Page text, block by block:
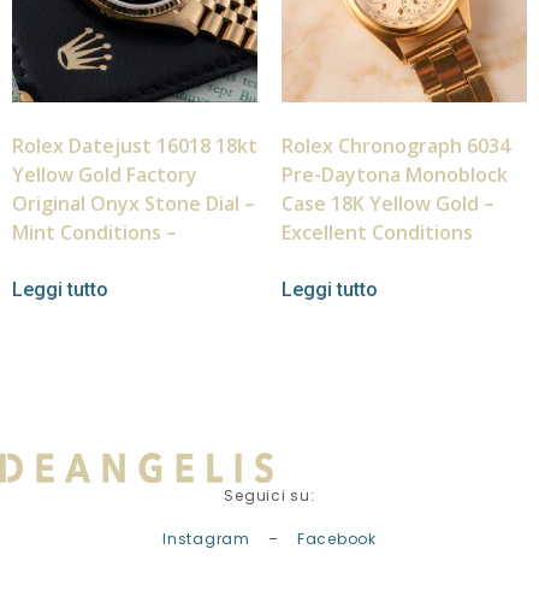
Rolex Datejust 16018 18kt
Yellow Gold Factory
Original Onyx Stone Dial –
Mint Conditions –
Leggi tutto
Rolex Chronograph 6034
Pre-Daytona Monoblock
Case 18K Yellow Gold –
Excellent Conditions
Leggi tutto
Seguici su:
Instagram – Facebook